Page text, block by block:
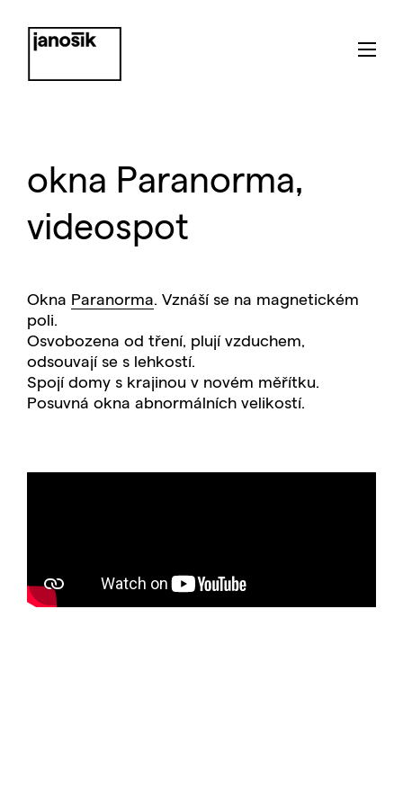
okna Paranorma,
videospot
Okna Paranorma. Vznáší se na magnetickém
poli.
Osvobozena od tření, plují vzduchem,
odsouvají se s lehkostí.
Spojí domy s krajinou v novém měřítku.
Posuvná okna abnormálních velikostí.